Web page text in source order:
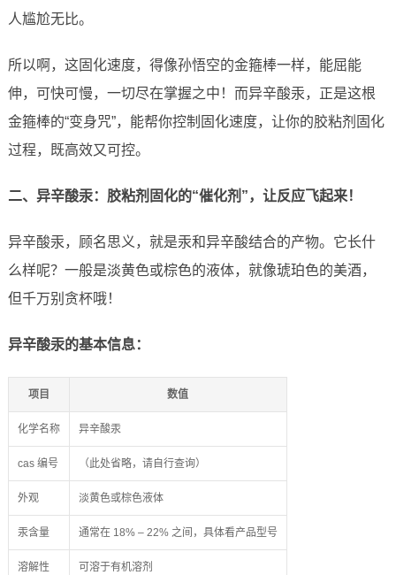
人尴尬无比。
所以啊，这固化速度，得像孙悟空的金箍棒一样，能屈能
伸，可快可慢，一切尽在掌握之中！而异辛酸汞，正是这根
金箍棒的“变身咒”，能帮你控制固化速度，让你的胶粘剂固化
过程，既高效又可控。
二、异辛酸汞：胶粘剂固化的“催化剂”，让反应飞起来！
异辛酸汞，顾名思义，就是汞和异辛酸结合的产物。它长什
么样呢？一般是淡黄色或棕色的液体，就像琥珀色的美酒，
但千万别贪杯哦！
异辛酸汞的基本信息：
项目 数值
化学名称 异辛酸汞
cas 编号 （此处省略，请自行查询）
外观 淡黄色或棕色液体
汞含量 通常在 18% – 22% 之间，具体看产品型号
溶解性 可溶于有机溶剂